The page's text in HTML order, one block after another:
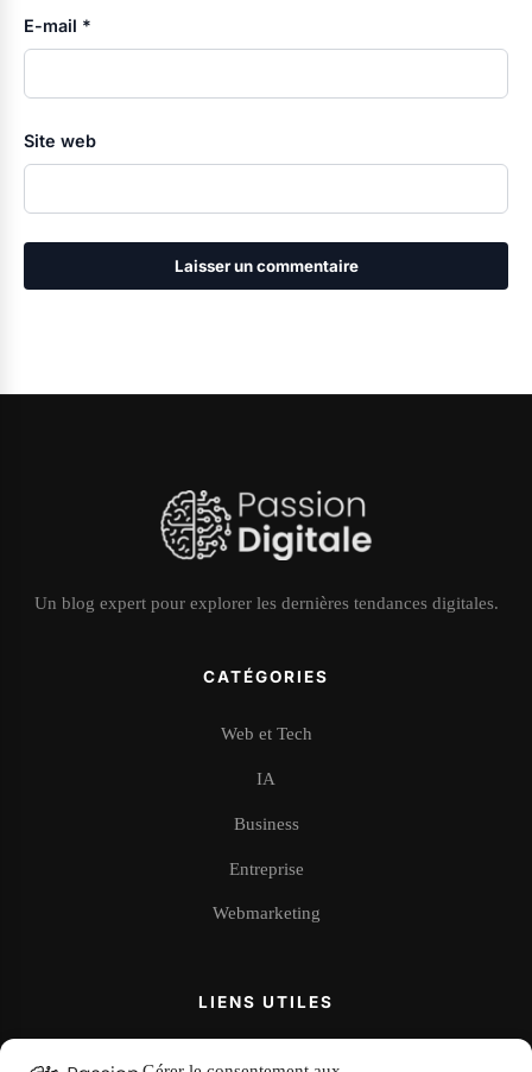
E-mail *
Site web
Un blog expert pour explorer les dernières tendances digitales.
CATÉGORIES
Web et Tech
IA
Business
Entreprise
Webmarketing
LIENS UTILES